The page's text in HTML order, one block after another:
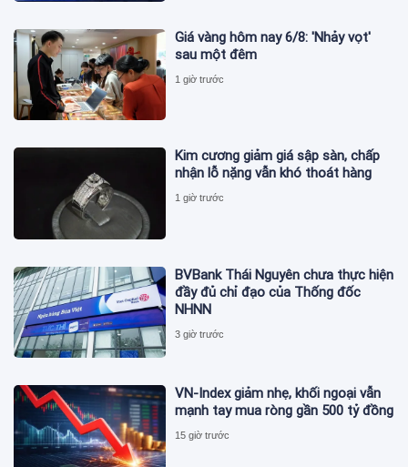
Giá vàng hôm nay 6/8: 'Nhảy vọt'
sau một đêm
1 giờ trước
Kim cương giảm giá sập sàn, chấp
nhận lỗ nặng vẫn khó thoát hàng
1 giờ trước
BVBank Thái Nguyên chưa thực hiện
đầy đủ chỉ đạo của Thống đốc
NHNN
3 giờ trước
VN-Index giảm nhẹ, khối ngoại vẫn
mạnh tay mua ròng gần 500 tỷ đồng
15 giờ trước